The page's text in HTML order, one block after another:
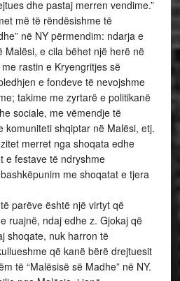
dhe pastaj merren vendime.”
më të rëndësishme të
në NY përmendim: ndarja e
Malësi, e cila bëhet një herë në
rastin e Kryengritjes së
e fondeve të nevojshme
takime me zyrtarë e politikanë
sociale, me vëmendje të
komuniteti shqiptar në Malësi, etj.
merret nga shoqata edhe
e festave të ndryshme
me shoqatat e tjera
parëve është një virtyt që
ruajnë, ndaj edhe z. Gjokaj që
shoqate, nuk harron të
që kanë bërë drejtuesit
të “Malësisë së Madhe” në NY.